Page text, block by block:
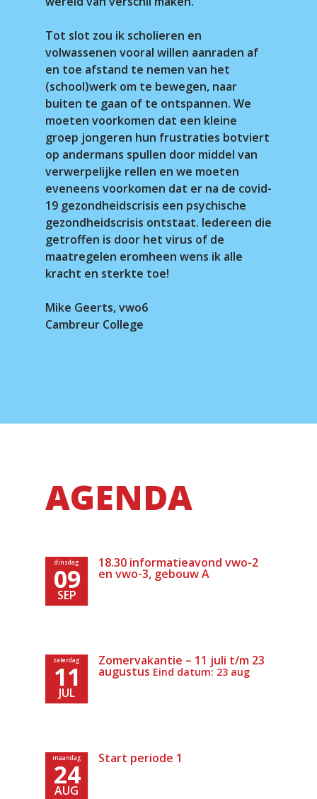
Tot slot zou ik scholieren en
volwassenen vooral willen aanraden af
en toe afstand te nemen van het
(school)werk om te bewegen, naar
buiten te gaan of te ontspannen. We
moeten voorkomen dat een kleine
groep jongeren hun frustraties botviert
op andermans spullen door middel van
verwerpelijke rellen en we moeten
eveneens voorkomen dat er na de covid-
19 gezondheidscrisis een psychische
gezondheidscrisis ontstaat. Iedereen die
getroffen is door het virus of de
maatregelen eromheen wens ik alle
kracht en sterkte toe!
Mike Geerts, vwo6
Cambreur College
AGENDA
dinsdag
09
SEP
18.30 informatieavond vwo-2
en vwo-3, gebouw A
zaterdag
11
JUL
Zomervakantie – 11 juli t/m 23
augustus Eind datum: 23 aug
maandag
24
AUG
Start periode 1